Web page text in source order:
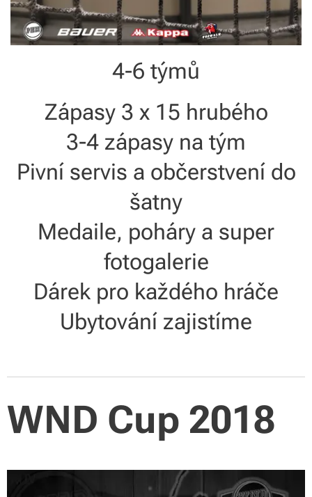
4-6 týmů
Zápasy 3 x 15 hrubého
3-4 zápasy na tým
Pivní servis a občerstvení do
šatny
Medaile, poháry a super
fotogalerie
Dárek pro každého hráče
Ubytování zajistíme
WND Cup 2018